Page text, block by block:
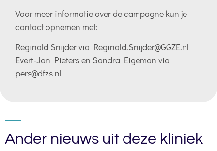
Voor meer informatie over de campagne kun je
contact opnemen met:
Reginald Snijder via Reginald.Snijder@GGZE.nl
Evert-Jan Pieters en Sandra Eigeman via
pers@dfzs.nl
Ander nieuws uit deze kliniek